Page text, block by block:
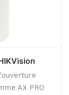
AX PRO